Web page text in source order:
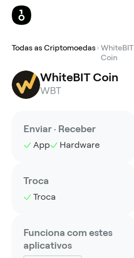
Todas as Criptomoedas WhiteBIT
Coin
WhiteBIT Coin
WBT
Enviar · Receber
App Hardware
Troca
Troca
Funciona com estes
aplicativos